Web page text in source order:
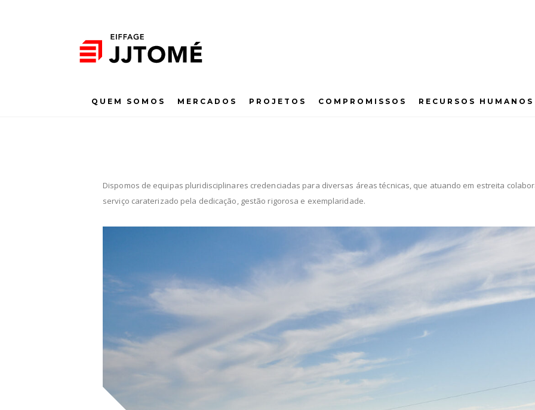
QUEM SOMOS MERCADOS PROJETOS COMPROMISSOS RECURSOS HUMANOS
Manutenção Multitécnica
Dispomos de equipas pluridisciplinares credenciadas para diversas áreas técnicas, que atuando em estreita
serviço caraterizado pela dedicação, gestão rigorosa e exemplaridade.